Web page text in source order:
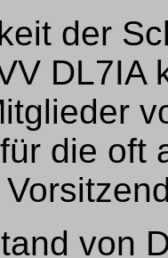
der
DL7IA
die oft
von